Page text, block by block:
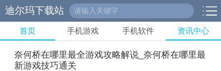
迪尔玛下载站
首页 手机游戏 手机软件 资讯中心
奈何桥在哪里最全游戏攻略解说_奈何桥在哪里最
新游戏技巧通关